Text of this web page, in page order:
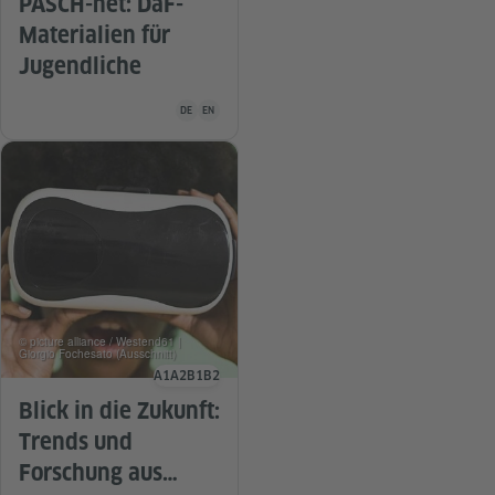
Materialien für
Jugendliche
Unterrichtsmaterial ist in folgenden Sprachen
DE EN
Blick in die Zukunft:
Trends und
Forschung aus
© picture alliance / Westend61 |
Giorgio Fochesato (Ausschnitt)
Sprachniveau
A1A2 B1 B2